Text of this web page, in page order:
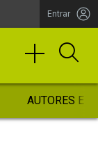
Entrar
AUTORES